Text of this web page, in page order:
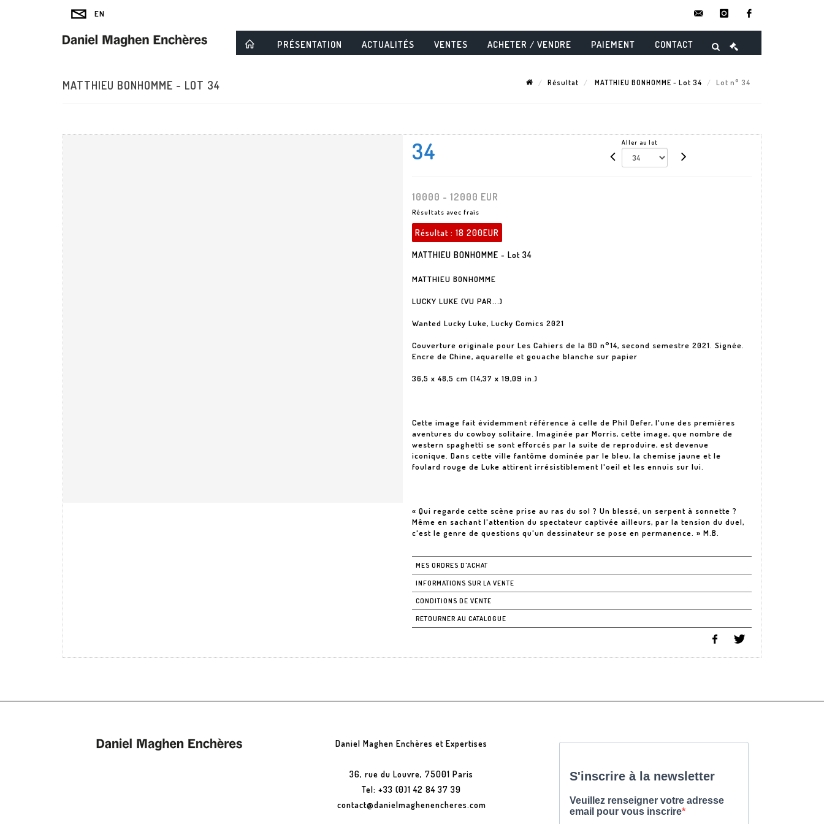
instagram
PRÉSENTATION ACTUALITÉS VENTES ACHETER / VENDRE PAIEMENT CONTACT
MATTHIEU BONHOMME - LOT 34 Résultat MATTHIEU BONHOMME - Lot 34 Lot n° 34
34 Aller au lot
10000 - 12000 EUR
Résultats avec frais
Résultat : 18 200EUR
MATTHIEU BONHOMME - Lot 34
MATTHIEU BONHOMME
LUCKY LUKE (VU PAR...)
Wanted Lucky Luke, Lucky Comics 2021
Couverture originale pour Les Cahiers de la BD n°14, second semestre 2021. Signée.
Encre de Chine, aquarelle et gouache blanche sur papier
36,5 x 48,5 cm (14,37 x 19,09 in.)
Cette image fait évidemment référence à celle de Phil Defer, l'une des premières
aventures du cowboy solitaire. Imaginée par Morris, cette image, que nombre de
western spaghetti se sont efforcés par la suite de reproduire, est devenue
iconique. Dans cette ville fantôme dominée par le bleu, la chemise jaune et le
foulard rouge de Luke attirent irrésistiblement l'oeil et les ennuis sur lui.
« Qui regarde cette scène prise au ras du sol ? Un blessé, un serpent à sonnette ?
Même en sachant l'attention du spectateur captivée ailleurs, par la tension du duel,
c'est le genre de questions qu'un dessinateur se pose en permanence. » M.B.
MES ORDRES D'ACHAT
INFORMATIONS SUR LA VENTE
CONDITIONS DE VENTE
RETOURNER AU CATALOGUE
Daniel Maghen Enchères et Expertises
36, rue du Louvre, 75001 Paris
Tel: +33 (0)1 42 84 37 39
contact@danielmaghenencheres.com